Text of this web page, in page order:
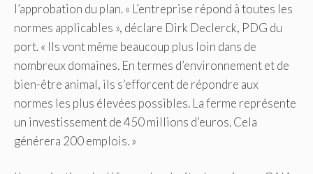
l’approbation du plan. « L’entreprise répond à toutes les
normes applicables », déclare Dirk Declerck, PDG du
port. « Ils vont même beaucoup plus loin dans de
nombreux domaines. En termes d’environnement et de
bien-être animal, ils s’efforcent de répondre aux
normes les plus élevées possibles. La ferme représente
un investissement de 450 millions d’euros. Cela
générera 200 emplois. »